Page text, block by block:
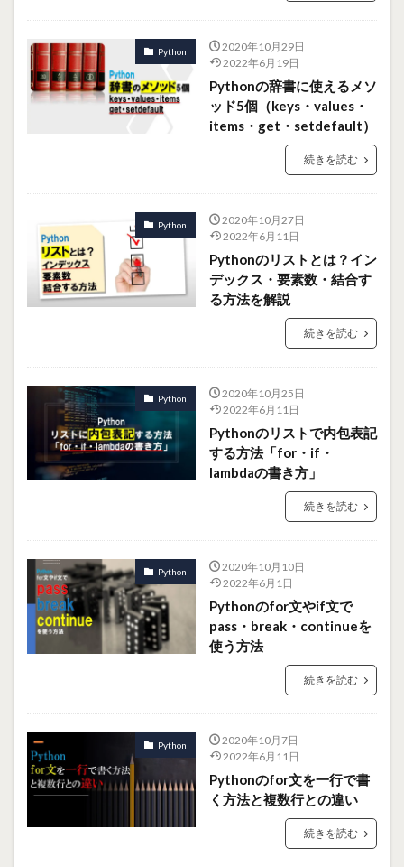
Python
2020年10月29日
2022年6月19日
Pythonの辞書に使えるメソ
ッド5個（keys・values・
items・get・setdefault）
続きを読む
Python
2020年10月27日
2022年6月11日
Pythonのリストとは？イン
デックス・要素数・結合す
る方法を解説
続きを読む
Python
2020年10月25日
2022年6月11日
Pythonのリストで内包表記
する方法「for・if・
lambdaの書き方」
続きを読む
Python
2020年10月10日
2022年6月1日
Pythonのfor文やif文で
pass・break・continueを
使う方法
続きを読む
Python
2020年10月7日
2022年6月11日
Pythonのfor文を一行で書
く方法と複数行との違い
続きを読む